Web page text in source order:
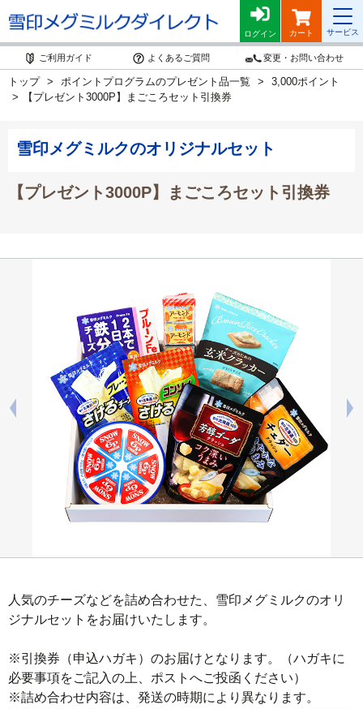
ログイン カート サービス
ご利用ガイド よくあるご質問 変更・お問い合わせ
トップ ポイントプログラムのプレゼント品一覧
3,000ポイント
【プレゼント3000P】まごころセット引換券
雪印メグミルクのオリジナルセット
【プレゼント3000P】まごころセット引換券
人気のチーズなどを詰め合わせた、雪印メグミルクのオリ
ジナルセットをお届けいたします。
※引換券（申込ハガキ）のお届けとなります。（ハガキに
必要事項をご記入の上、ポストへご投函ください）
※詰め合わせ内容は、発送の時期により異なります。